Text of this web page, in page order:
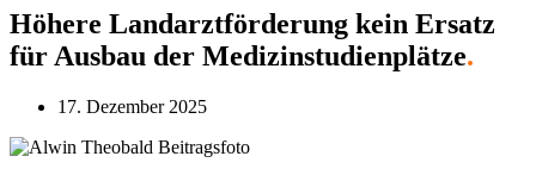
Höhere Landarztförderung kein Ersatz
für Ausbau der Medizinstudienplätze.
17. Dezember 2025